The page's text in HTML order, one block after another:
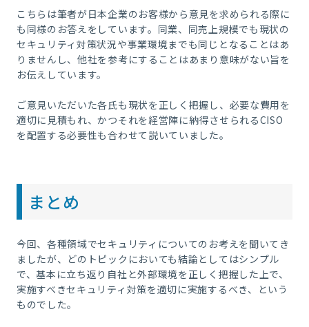
こちらは筆者が日本企業のお客様から意見を求められる際に
も同様のお答えをしています。同業、同売上規模でも現状の
セキュリティ対策状況や事業環境までも同じとなることはあ
りませんし、他社を参考にすることはあまり意味がない旨を
お伝えしています。
ご意見いただいた各氏も現状を正しく把握し、必要な費用を
適切に見積もれ、かつそれを経営陣に納得させられるCISO
を配置する必要性も合わせて説いていました。
まとめ
今回、各種領域でセキュリティについてのお考えを聞いてき
ましたが、どのトピックにおいても結論としてはシンプル
で、基本に立ち返り自社と外部環境を正しく把握した上で、
実施すべきセキュリティ対策を適切に実施するべき、という
ものでした。